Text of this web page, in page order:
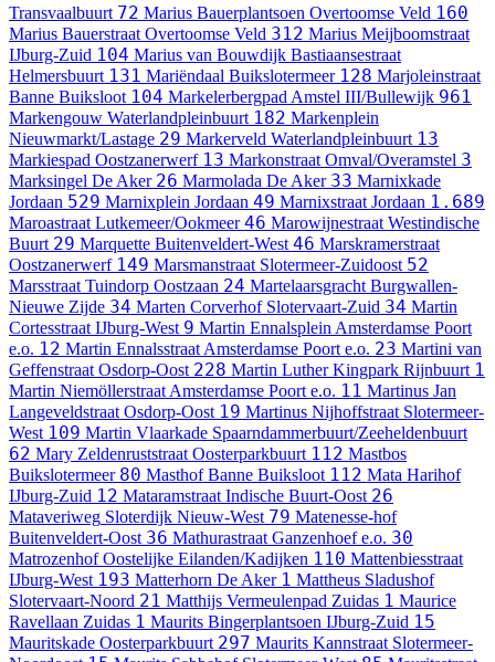
Transvaalbuurt 72 Marius Bauerplantsoen Overtoomse Veld 160
Marius Bauerstraat Overtoomse Veld 312 Marius Meijboomstraat
IJburg-Zuid 104 Marius van Bouwdijk Bastiaansestraat
Helmersbuurt 131 Mariëndaal Buikslotermeer 128 Marjoleinstraat
Banne Buiksloot 104 MarkelerbergpadAmstel III/Bullewijk 961
Markengouw Waterlandpleinbuurt 182 Markenplein
Nieuwmarkt/Lastage 29 Markerveld Waterlandpleinbuurt 13
Markiespad Oostzanerwerf 13 Markonstraat Omval/Overamstel 3
Marksingel De Aker 26 Marmolada De Aker 33 Marnixkade
Jordaan 529 Marnixplein Jordaan 49 Marnixstraat Jordaan 1.689
Maroastraat Lutkemeer/Ookmeer 46 Marowijnestraat Westindische
Buurt 29 Marquette Buitenveldert-West 46 Marskramerstraat
Oostzanerwerf 149 Marsmanstraat Slotermeer-Zuidoost 52
Marsstraat Tuindorp Oostzaan 24 Martelaarsgracht Burgwallen-
Nieuwe Zijde 34 Marten Corverhof Slotervaart-Zuid 34 Martin
Cortesstraat IJburg-West 9 Martin EnnalspleinAmsterdamse Poort
e.o. 12 Martin EnnalsstraatAmsterdamse Poort e.o. 23 Martini van
Geffenstraat Osdorp-Oost 228 Martin Luther Kingpark Rijnbuurt 1
Martin NiemöllerstraatAmsterdamse Poort e.o. 11 Martinus Jan
Langeveldstraat Osdorp-Oost 19 Martinus Nijhoffstraat Slotermeer-
West 109 Martin Vlaarkade Spaarndammerbuurt/Zeeheldenbuurt
62 Mary Zeldenruststraat Oosterparkbuurt 112 Mastbos
Buikslotermeer 80 Masthof Banne Buiksloot 112 Mata Harihof
IJburg-Zuid 12 Mataramstraat Indische Buurt-Oost 26
Mataveriweg Sloterdijk Nieuw-West 79 Matenesse-hof
Buitenveldert-Oost 36 Mathurastraat Ganzenhoef e.o. 30
Matrozenhof Oostelijke Eilanden/Kadijken 110 Mattenbiesstraat
IJburg-West 193 Matterhorn De Aker 1 Mattheus Sladushof
Slotervaart-Noord 21 Matthijs Vermeulenpad Zuidas 1 Maurice
Ravellaan Zuidas 1 Maurits Bingerplantsoen IJburg-Zuid 15
Mauritskade Oosterparkbuurt 297 Maurits Kannstraat Slotermeer-